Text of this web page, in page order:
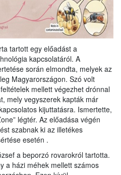
tartott egy előadást a
kapcsolatáról. A
során elmondta, melyek az
Magyarországon. Szó volt
mellett végezhet drónnal
mely vegyszerek kapták már
kijuttatásra. Ismertette,
légtér. Az előadása végén
szabnak ki az illetékes
esetén .
a beporzó rovarokról tartotta.
a házi méhek mellett számos